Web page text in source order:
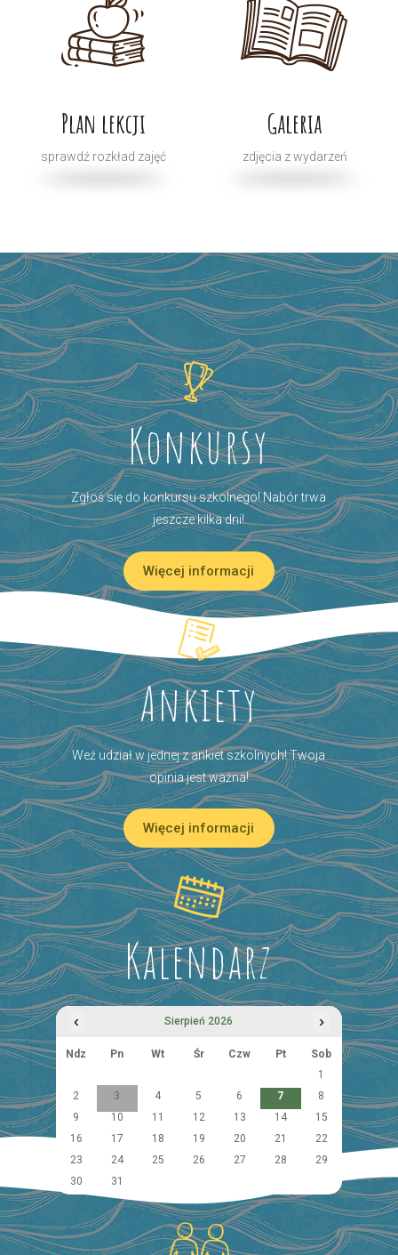
Plan lekcji
sprawdź rozkład zajęć
Galeria
zdjęcia z wydarzeń
Konkursy
Zgłoś się do konkursu szkolnego! Nabór trwa
jeszcze kilka dni!
Więcej informacji
Ankiety
Weź udział w jednej z ankiet szkolnych! Twoja
opinia jest ważna!
Więcej informacji
Kalendarz
‹ Sierpień 2026 ›
Ndz Pn Wt Śr Czw Pt
Sob
1
2
3 4 5 6 7
8
9
10 11 12 13 14
15
16
17 18 19 20 21
22
23
24 25 26 27 28
29
30
31